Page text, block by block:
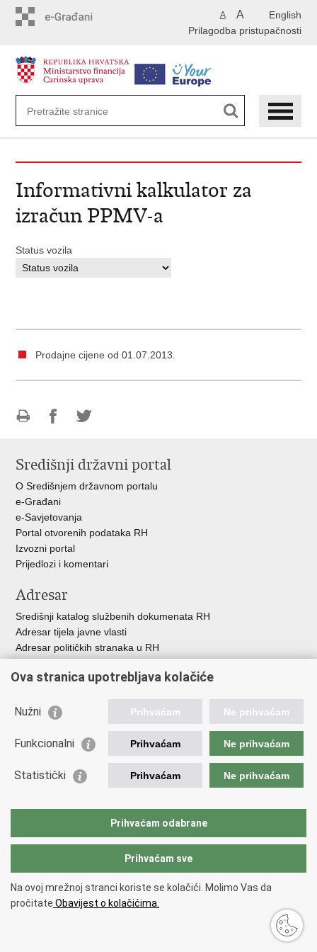
English
A A
Prilagodba pristupačnosti
Informativni kalkulator za
izračun PPMV-a
Status vozila
Prodajne cijene od 01.07.2013.
FacebookuTwitteru
Središnji državni portal
O Središnjem državnom portalu
e-Građani
e-Savjetovanja
Portal otvorenih podataka RH
Izvozni portal
Prijedlozi i komentari
Adresar
Središnji katalog službenih dokumenata RH
Adresar tijela javne vlasti
Adresar političkih stranaka u RH
Besplatni telefoni javne uprave
Važne poveznice
Vlada Republike Hrvatske
Europska komisija
Taxation and Customs Union
Copyright © 2026 Ministarstvo financija, Carinska uprava.
korištenja.
Ova stranica upotrebljava kolačiće
Nužni Prihvaćam Ne prihvaćam
Funkcionalni Prihvaćam Ne prihvaćam
Statistički Prihvaćam Ne prihvaćam
Prihvaćam odabrane
Prihvaćam sve
Na ovoj mrežnoj stranci koriste se kolačići. Molimo Vas da
pročitate Obavijest o kolačićima.